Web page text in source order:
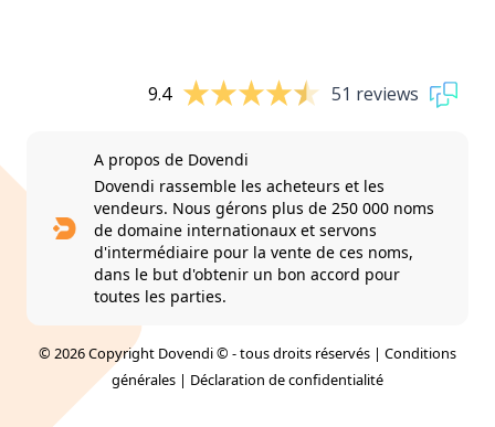
9.4 51 reviews
A propos de Dovendi
Dovendi rassemble les acheteurs et les
vendeurs. Nous gérons plus de 250 000 noms
de domaine internationaux et servons
d'intermédiaire pour la vente de ces noms,
dans le but d'obtenir un bon accord pour
toutes les parties.
© 2026 Copyright Dovendi © - tous droits réservés | Conditions
générales | Déclaration de confidentialité